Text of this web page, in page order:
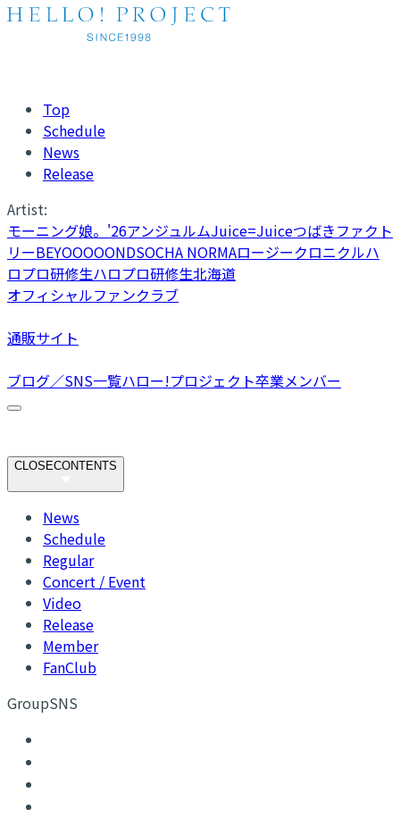
Top
Schedule
News
Release
Artist:
モーニング娘。'26アンジュルムJuice=Juiceつばきファクト
リーBEYOOOOONDSOCHA NORMAロージークロニクルハ
ロプロ研修生ハロプロ研修生北海道
オフィシャルファンクラブ
通販サイト
ブログ／SNS一覧ハロー!プロジェクト卒業メンバー
CLOSECONTENTS
News
Schedule
Regular
Concert / Event
Video
Release
Member
FanClub
GroupSNS